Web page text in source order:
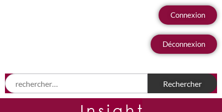
Connexion
Déconnexion